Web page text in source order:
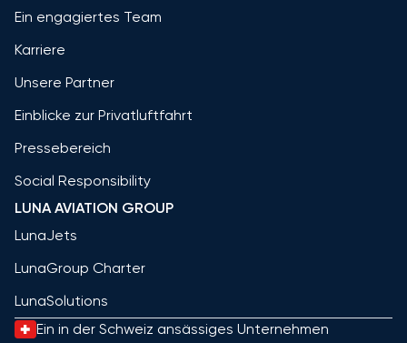
Ein engagiertes Team
Karriere
Unsere Partner
Einblicke zur Privatluftfahrt
Pressebereich
Social Responsibility
LUNA AVIATION GROUP
LunaJets
LunaGroup Charter
LunaSolutions
Ein in der Schweiz ansässiges Unternehmen